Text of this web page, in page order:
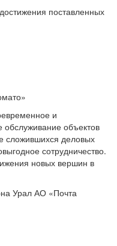
поставленных
и
обслуживание объектов
сложившихся деловых
сотрудничество.
новых вершин в
Урал АО «Почта